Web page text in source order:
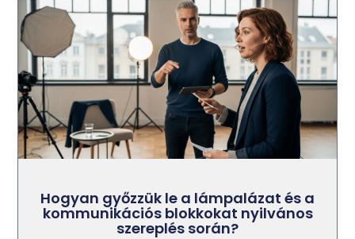
Hogyan győzzük le a lámpalázat és a
kommunikációs blokkokat nyilvános
szereplés során?